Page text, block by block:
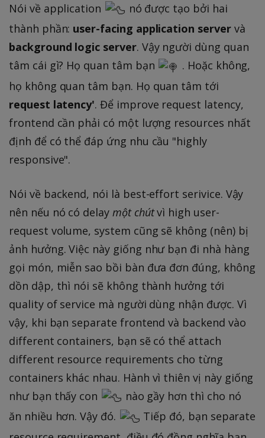
Nói về application
nó được tạo bởi hai
thành phần: user-facing application servervà
background logic server. Vậy người dùng quan
tâm cái gì? Họ quan tâm bạn
. Hoặc không,
họ không quan tâm bạn. Họ quan tâm tới
request latency'. Để improve request latency,
frontend cần phải có một lượng resources nhất
định để có thể đáp ứng nhu cầu "highly
responsive".
Nói về backend, nói là best-effort serivice. Vậy
nên nếu nó có delay một chútvì high user-
request volume, system cũng sẽ không (nên) bị
ảnh hưởng. Việc này giống như bạn đi nhà hàng
gọi món, miễn sao bồi bàn đưa đơn đúng, không
dồn dập, thì nói sẽ không thành hưởng tới
quality of service mà người dùng nhận được. Vì
vậy, khi bạn separate frontend và backend vào
different containers, bạn sẽ có thể attach
different resource requirements cho từng
containers khác nhau. Hành vì thiên vị này giống
như bạn thấy con
nào gầy hơn thì cho nó
ăn nhiều hơn. Vậy đó.
Tiếp đó, bạn separate